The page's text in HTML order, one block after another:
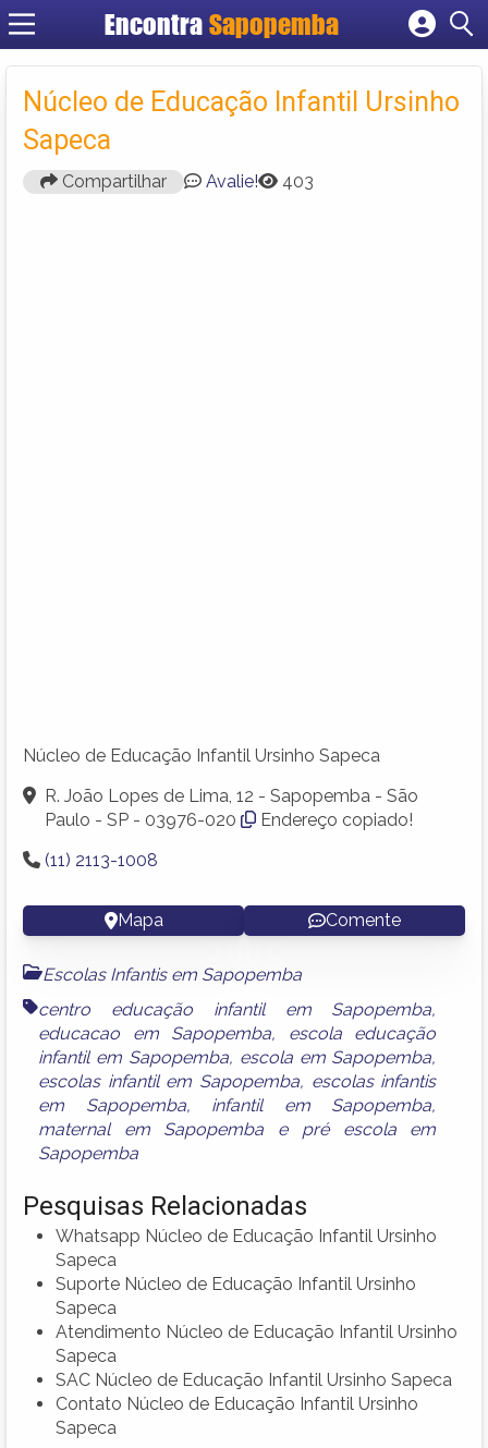
Encontra Sapopemba
Cadastrar empresa
Fazer login
Criar conta
Núcleo de Educação Infantil Ursinho
Sapeca
Compartilhar Avalie! 403
Núcleo de Educação Infantil Ursinho Sapeca
R. João Lopes de Lima, 12 - Sapopemba - São
Paulo - SP - 03976-020
Endereço copiado!
(11) 2113-1008
Mapa Comente
Escolas Infantis em Sapopemba
centro educação infantil em Sapopemba,
educacao em Sapopemba, escola educação
infantil em Sapopemba, escola em Sapopemba,
escolas infantil em Sapopemba, escolas infantis
em Sapopemba, infantil em Sapopemba,
maternal em Sapopemba e pré escola em
Sapopemba
Pesquisas Relacionadas
Whatsapp Núcleo de Educação Infantil Ursinho
Sapeca
Suporte Núcleo de Educação Infantil Ursinho
Sapeca
Atendimento Núcleo de Educação Infantil Ursinho
Sapeca
SAC Núcleo de Educação Infantil Ursinho Sapeca
Contato Núcleo de Educação Infantil Ursinho
Sapeca